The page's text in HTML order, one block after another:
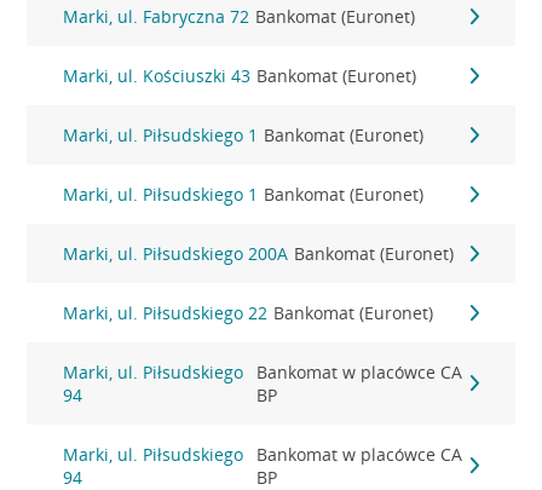
Marki, ul. Fabryczna 72 Bankomat (Euronet)
Marki, ul. Kościuszki 43 Bankomat (Euronet)
Marki, ul. Piłsudskiego 1 Bankomat (Euronet)
Marki, ul. Piłsudskiego 1 Bankomat (Euronet)
Marki, ul. Piłsudskiego 200A Bankomat (Euronet)
Marki, ul. Piłsudskiego 22 Bankomat (Euronet)
Marki, ul. Piłsudskiego
94
Bankomat w placówce CA
BP
Marki, ul. Piłsudskiego
94
Bankomat w placówce CA
BP